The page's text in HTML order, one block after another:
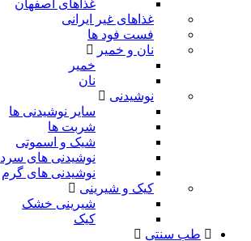
غذاهای اصفهان
غذاهای غیر ایرانی
فست فود ها
نان و خمیر
خمیر
نان
نوشیدنی
سایر نوشیدنی ها
شربت ها
شیک و اسموتی
نوشیدنی های سرد
نوشیدنی های گرم
کیک و شیرینی
شیرینی خشک
کیک
طب سنتی